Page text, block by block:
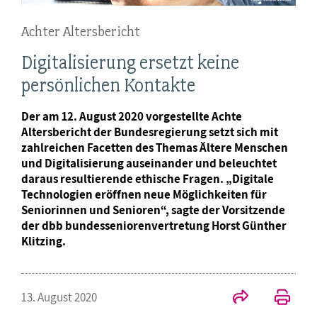
Achter Altersbericht
Digitalisierung ersetzt keine
persönlichen Kontakte
Der am 12. August 2020 vorgestellte Achte
Altersbericht der Bundesregierung setzt sich mit
zahlreichen Facetten des Themas Ältere Menschen
und Digitalisierung auseinander und beleuchtet
daraus resultierende ethische Fragen. „Digitale
Technologien eröffnen neue Möglichkeiten für
Seniorinnen und Senioren“, sagte der Vorsitzende
der dbb bundesseniorenvertretung Horst Günther
Klitzing.
13. August 2020